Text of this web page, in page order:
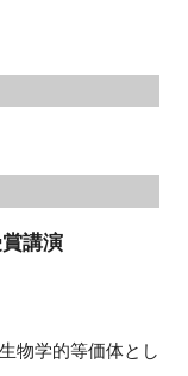
講演
物学的等価体とし